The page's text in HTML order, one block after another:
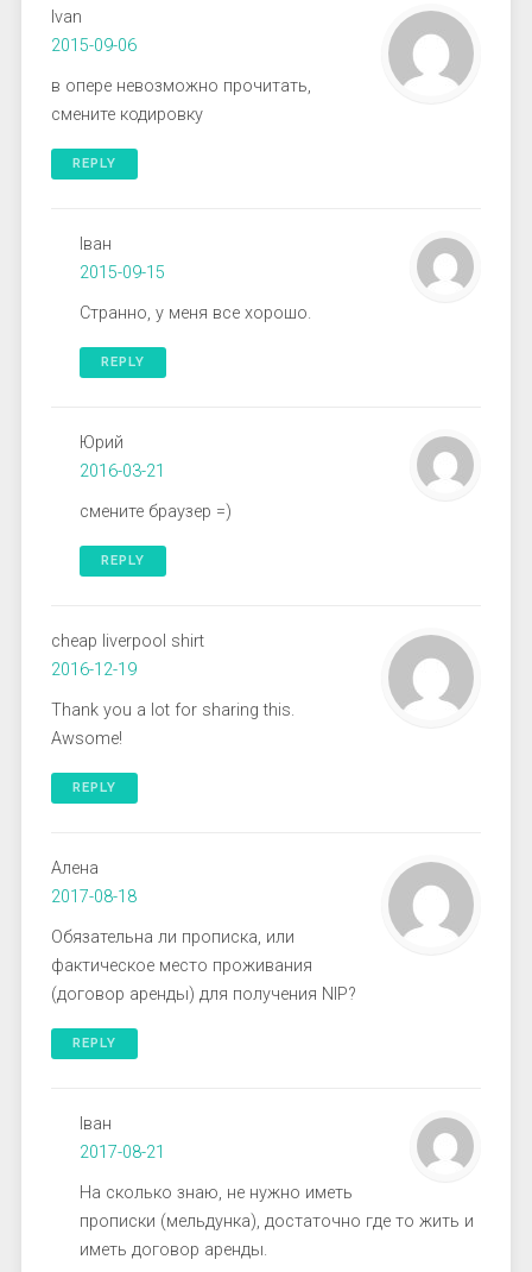
Ivan
2015-09-06
в опере невозможно прочитать,
смените кодировку
REPLY
Іван
2015-09-15
Странно, у меня все хорошо.
REPLY
Юрий
2016-03-21
смените браузер =)
REPLY
cheap liverpool shirt
2016-12-19
Thank you a lot for sharing this.
Awsome!
REPLY
Алена
2017-08-18
Обязательна ли прописка, или
фактическое место проживания
(договор аренды) для получения NIP?
REPLY
Іван
2017-08-21
На сколько знаю, не нужно иметь
прописки (мельдунка), достаточно где то жить и
иметь договор аренды.